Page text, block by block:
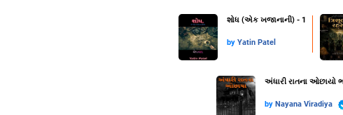
શોધ (એક ખજાનાની) - 1
by Yatin Patel
અંધારી રાતના ઓછાયો
by Nayana Viradiya